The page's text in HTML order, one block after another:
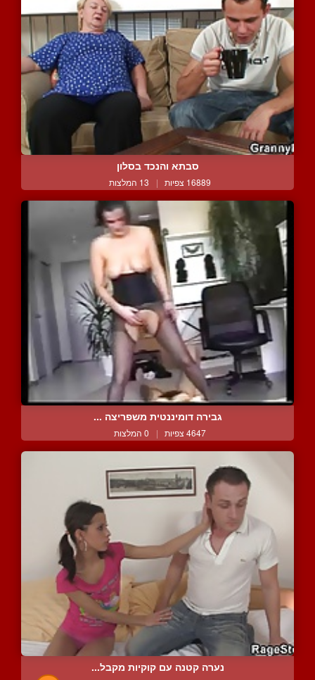
סבתא והנכד בסלון
16889 צפיות | 13 המלצות
גבירה דומיננטית משפריצה ...
4647 צפיות | 0 המלצות
נערה קטנה עם קוקיות מקבל...